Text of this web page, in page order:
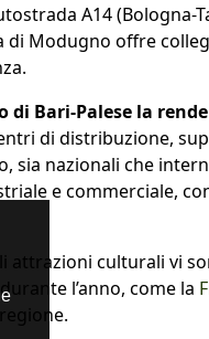
A14 (Bologna-
di Modugno offre
Bari-Palese la
di distribuzione,
sia nazionali che
e commerciale,
attrazioni culturali vi
l’anno, come la